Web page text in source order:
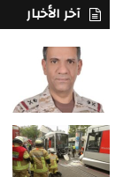
آخر الأخبار